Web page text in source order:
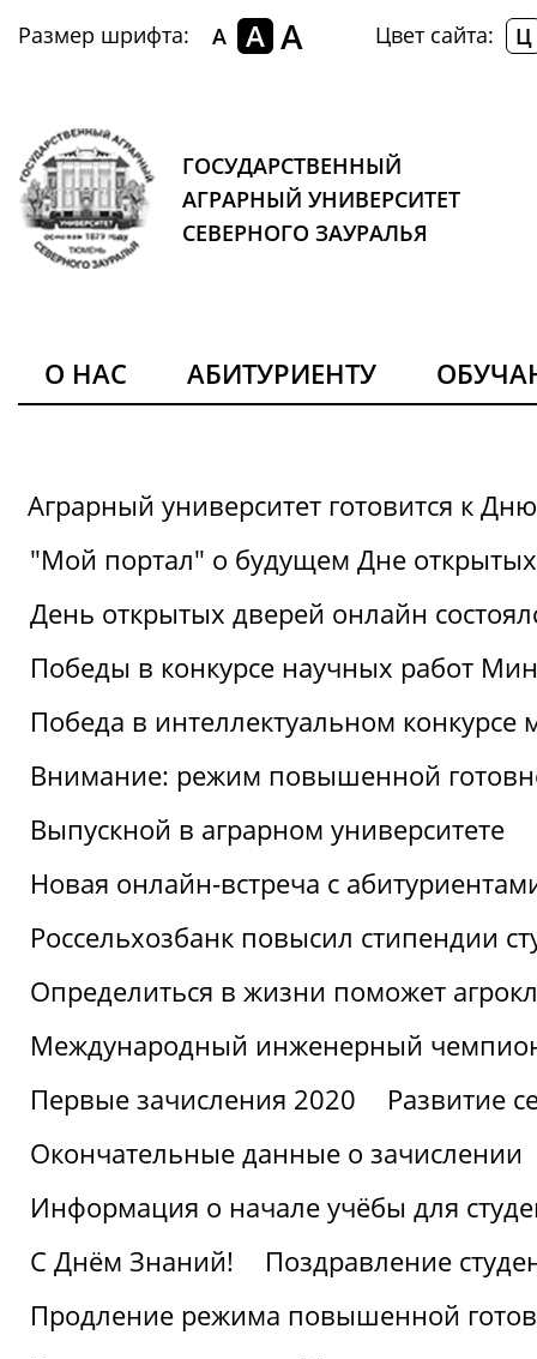
Размер шрифта: A A A Цвет сайта: Ц
ГОСУДАРСТВЕННЫЙ
АГРАРНЫЙ УНИВЕРСИТЕТ
СЕВЕРНОГО ЗАУРАЛЬЯ
О НАС АБИТУРИЕНТУ
Аграрный университет готовится к
"Мой портал" о будущем Дне
День открытых дверей онлайн
Победы в конкурсе научных работ
Победа в интеллектуальном конкурсе
Внимание: режим повышенной
Выпускной в аграрном университете
Новая онлайн-встреча с
Россельхозбанк повысил стипендии
Определиться в жизни поможет
Международный инженерный
Первые зачисления 2020
Развитие
Окончательные данные о зачислении
Информация о начале учёбы для
С Днём Знаний!
Поздравление
Продление режима повышенной